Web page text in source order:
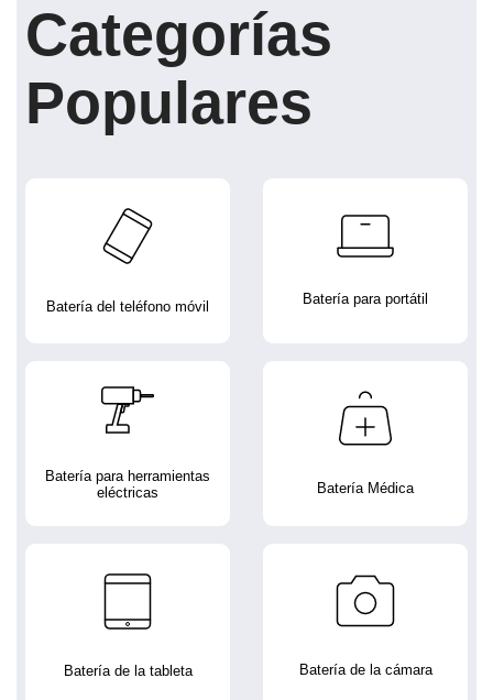
Categorías
Populares
Batería del teléfono móvil Batería para portátil
Batería para herramientas
eléctricas
Batería Médica
Batería de la tableta Batería de la cámara